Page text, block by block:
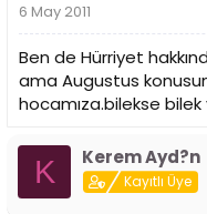
6 May 2011
Ben de Hürriyet
ama Augustus
hocamıza.bilekse
K Kerem Ayd?n
Kayıtlı Üye